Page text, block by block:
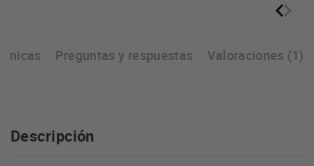
Preguntas y respuestas Valoraciones (1)
Descripción